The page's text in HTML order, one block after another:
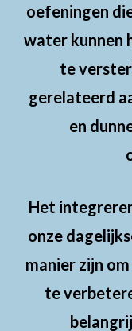
oefeningen
water kunnen
te
gerelateerd
en
Het
onze
manier zijn
te